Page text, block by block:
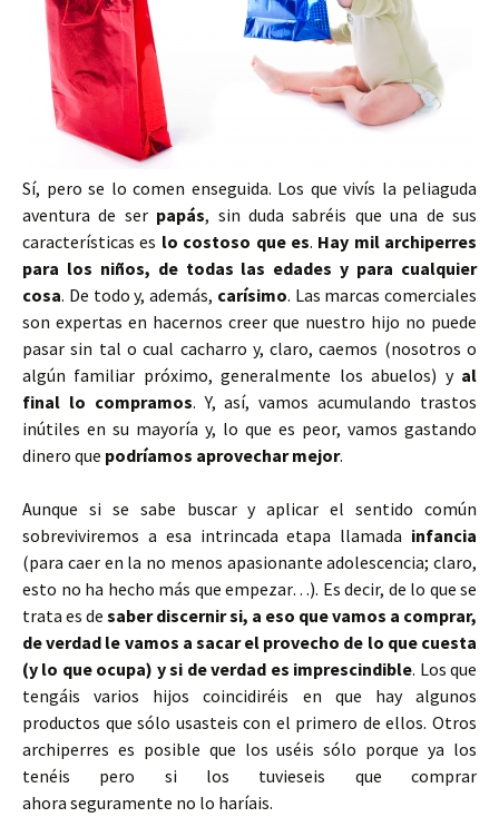
Sí, pero se lo comen enseguida. Los que vivís la peliaguda
aventura de ser papás, sin duda sabréis que una de sus
características es lo costoso que es. Hay mil archiperres
para los niños, de todas las edades y para cualquier
cosa. De todo y, además, carísimo. Las marcas comerciales
son expertas en hacernos creer que nuestro hijo no puede
pasar sin tal o cual cacharro y, claro, caemos (nosotros o
algún familiar próximo, generalmente los abuelos) y al
final lo compramos. Y, así, vamos acumulando trastos
inútiles en su mayoría y, lo que es peor, vamos gastando
dinero que podríamos aprovechar mejor.
Aunque si se sabe buscar y aplicar el sentido común
sobreviviremos a esa intrincada etapa llamada infancia
(para caer en la no menos apasionante adolescencia; claro,
esto no ha hecho más que empezar…). Es decir, de lo que se
trata es de saber discernir si, a eso que vamos a comprar,
de verdad le vamos a sacar el provecho de lo que cuesta
(y lo que ocupa) y si de verdad es imprescindible. Los que
tengáis varios hijos coincidiréis en que hay algunos
productos que sólo usasteis con el primero de ellos. Otros
archiperres es posible que los uséis sólo porque ya los
tenéis pero si los tuvieseis que comprar
ahora seguramente no lo haríais.